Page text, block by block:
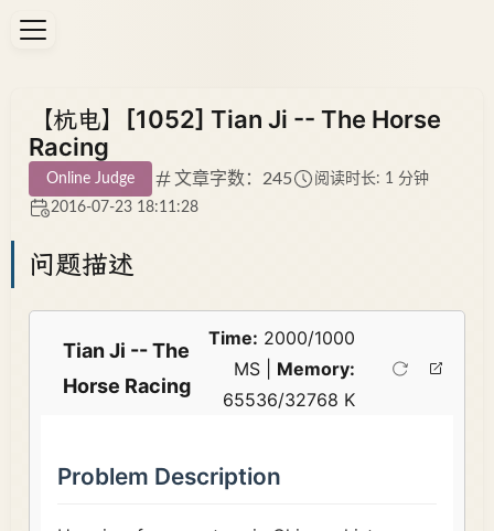
【杭电】[1052] Tian Ji -- The Horse
Racing
Online Judge 文章字数：245
阅读时长: 1 分钟
2016-07-23 18:11:28
问题描述
Tian Ji -- The
Horse Racing
Time: 2000/1000
MS | Memory:
65536/32768 K